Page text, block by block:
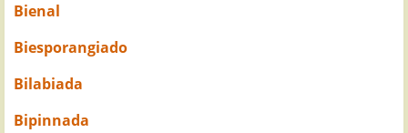
Bienal
Biesporangiado
Bilabiada
Bipinnada